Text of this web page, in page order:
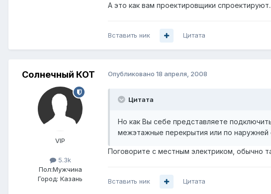
А это как вам проектировщики
Вставить ник Цитата
Солнечный КОТ
VIP
5.3k
Пол:Мужчина
Город: Казань
Опубликовано 18 апреля, 2008
Цитата
Но как Вы себе представляете
межэтажные перекрытия или по наружней
Поговорите с местным электриком, обычно
Вставить ник Цитата